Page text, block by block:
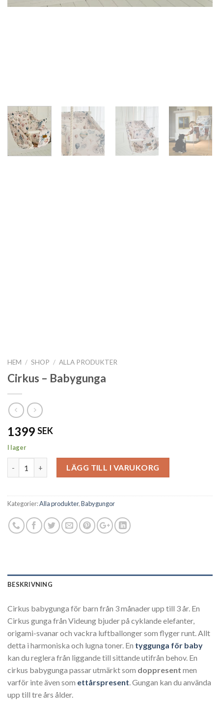
HEM / SHOP / ALLA PRODUKTER
Cirkus – Babygunga
1399 SEK
I lager
LÄGG TILL I VARUKORG
Kategorier:Alla produkter,Babygungor
BESKRIVNING
Cirkus babygunga för barn från 3 månader upp till 3 år. En
Cirkus gunga från Videung bjuder på cyklande elefanter,
origami-svanar och vackra luftballonger som flyger runt. Allt
detta i harmoniska och lugna toner. En tyggunga för baby
kan du reglera från liggande till sittande utifrån behov. En
cirkus babygunga passar utmärkt som doppresent men
varför inte även som ettårspresent. Gungan kan du använda
upp till tre års ålder.